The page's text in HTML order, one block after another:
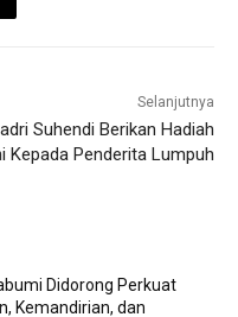
Selanjutnya
Suhendi Berikan Hadiah
Kepada Penderita Lumpuh
Didorong Perkuat
Kemandirian, dan